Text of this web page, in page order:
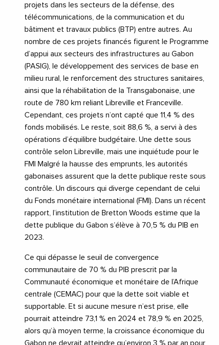
projets dans les secteurs de la défense, des
télécommunications, de la communication et du
bâtiment et travaux publics (BTP) entre autres. Au
nombre de ces projets financés figurent le Programme
d’appui aux secteurs des infrastructures au Gabon
(PASIG), le développement des services de base en
milieu rural, le renforcement des structures sanitaires,
ainsi que la réhabilitation de la Transgabonaise, une
route de 780 km reliant Libreville et Franceville.
Cependant, ces projets n’ont capté que 11,4 % des
fonds mobilisés. Le reste, soit 88,6 %, a servi à des
opérations d’équilibre budgétaire. Une dette sous
contrôle selon Libreville, mais une inquiétude pour le
FMI Malgré la hausse des emprunts, les autorités
gabonaises assurent que la dette publique reste sous
contrôle. Un discours qui diverge cependant de celui
du Fonds monétaire international (FMI). Dans un récent
rapport, l’institution de Bretton Woods estime que la
dette publique du Gabon s’élève à 70,5 % du PIB en
2023.
Ce qui dépasse le seuil de convergence
communautaire de 70 % du PIB prescrit par la
Communauté économique et monétaire de l’Afrique
centrale (CEMAC) pour que la dette soit viable et
supportable. Et si aucune mesure n’est prise, elle
pourrait atteindre 73,1 % en 2024 et 78,9 % en 2025,
alors qu’à moyen terme, la croissance économique du
Gabon ne devrait atteindre qu’environ 3 % par an pour